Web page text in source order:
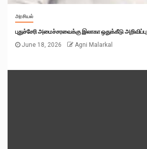
அரசியல்
புதுச்சேரி அமைச்சரவைக்கு இலாகா ஒதுக்கீடு அறிவிப்பு
June 18, 2026
Agni Malarkal